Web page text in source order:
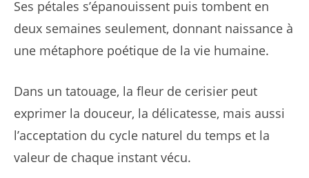
Ses pétales s’épanouissent puis tombent en
deux semaines seulement, donnant naissance à
une métaphore poétique de la vie humaine.
Dans un tatouage, la fleur de cerisier peut
exprimer la douceur, la délicatesse, mais aussi
l’acceptation du cycle naturel du temps et la
valeur de chaque instant vécu.